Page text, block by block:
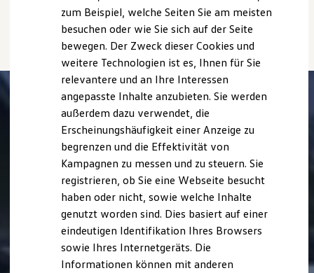
Kosten und Kauf
Verbrauchskosten
Kaufoptionen
E-Auto-Förderung
Software und Konnektivität
Die ID. Software 6
ID. Software Versionen und Updates
Digitale Extras
Schnittstellen zu Ihrem ID.
Marke und Erlebnis
Volkswagen R und R Experience
R-Modelle
R Experience
Driving Experience
Volkswagen entdecken
Werkbesichtigung
Lifestyle Shop
T-Roc Kollektion
Golf Kollektion
Stromverbrauch, die CO₂-Emissionen und die
Fahrleistungswerte eines Fahrzeugs beeinflussen.
zum Beispiel, welche Seiten Sie am meisten
besuchen oder wie Sie sich auf der Seite
bewegen. Der Zweck dieser Cookies und
weitere Technologien ist es, Ihnen für Sie
relevantere und an Ihre Interessen
angepasste Inhalte anzubieten. Sie werden
außerdem dazu verwendet, die
Erscheinungshäufigkeit einer Anzeige zu
begrenzen und die Effektivität von
Kampagnen zu messen und zu steuern. Sie
registrieren, ob Sie eine Webseite besucht
haben oder nicht, sowie welche Inhalte
genutzt worden sind. Dies basiert auf einer
eindeutigen Identifikation Ihres Browsers
sowie Ihres Internetgeräts. Die
Informationen können mit anderen